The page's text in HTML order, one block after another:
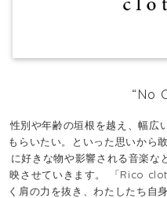
“No
性別や年齢の垣根を越え、幅広
もらいたい。といった思いから
に好きな物や影響される音楽な
映させていきます。 「Rico
く肩の力を抜き、わたしたち自